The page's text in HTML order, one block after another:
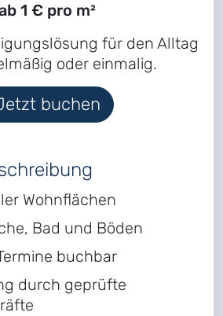
1 € pro m²
für den Alltag
oder einmalig.
buchen
Wohnflächen
Bad und Böden
buchbar
durch geprüfte